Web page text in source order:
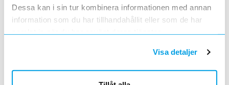
Dessa kan i sin tur kombinera informationen med annan
information som du har tillhandahållit eller som de har
samlat in när du har använt deras tjänster.
Visa detaljer
För ovan
marknivå
För under
marknivå
Visa produkter från alla underliggande kategorier